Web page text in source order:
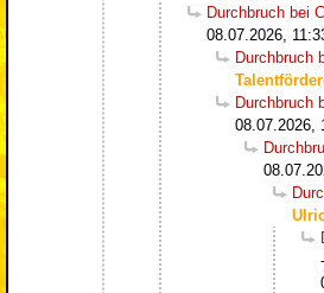
Durchbruch bei
08.07.2026,
Durchbruch
Durchbruch
08.07.2026,
-